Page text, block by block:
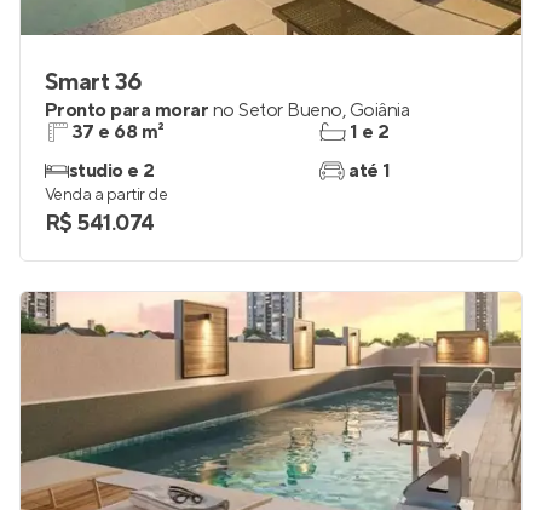
Smart 36
Pronto para morar no Setor Bueno, Goiânia
37 e 68 m²
studio e 2
1 e 2
até 1
Venda a partir de
R$ 541.074